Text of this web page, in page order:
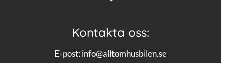
Kontakta oss:
E-post: info@alltomhusbilen.se